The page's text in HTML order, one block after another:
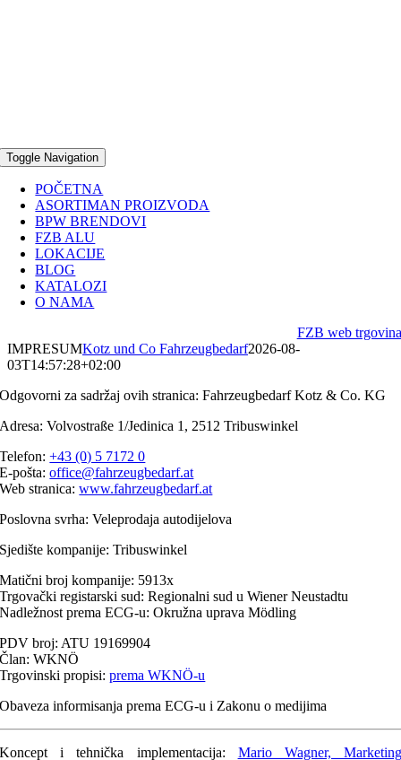
Toggle Navigation
POČETNA
ASORTIMAN PROIZVODA
BPW BRENDOVI
FZB ALU
LOKACIJE
BLOG
KATALOZI
O NAMA
FZB web trgovina
IMPRESUMKotz und Co Fahrzeugbedarf2026-08-
03T14:57:28+02:00
Odgovorni za sadržaj ovih stranica: Fahrzeugbedarf Kotz & Co. KG
Adresa: Volvostraße 1/Jedinica 1, 2512 Tribuswinkel
Telefon:+43 (0) 5 7172 0
E-pošta:office@fahrzeugbedarf.at
Web stranica:www.fahrzeugbedarf.at
Poslovna svrha: Veleprodaja autodijelova
Sjedište kompanije: Tribuswinkel
Matični broj kompanije: 5913x
Trgovački registarski sud: Regionalni sud u Wiener Neustadtu
Nadležnost prema ECG-u: Okružna uprava Mödling
PDV broj: ATU 19169904
Član: WKNÖ
Trgovinski propisi:prema WKNÖ-u
Obaveza informisanja prema ECG-u i Zakonu o medijima
Koncept i tehnička implementacija: Mario Wagner, Marketing